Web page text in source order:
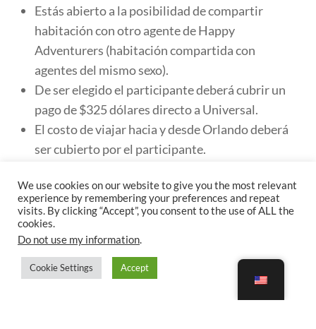
Estás abierto a la posibilidad de compartir
habitación con otro agente de Happy
Adventurers (habitación compartida con
agentes del mismo sexo).
De ser elegido el participante deberá cubrir un
pago de $325 dólares directo a Universal.
El costo de viajar hacia y desde Orlando deberá
ser cubierto por el participante.
¡Inscríbete Ahora!
¡Gracias por participar! El registro para los Preview
Tickets de Epic Universe se ha cerrado. Muy pronto
estaremos comunicando a los Aventureros
We use cookies on our website to give you the most relevant
experience by remembering your preferences and repeat
visits. By clicking “Accept”, you consent to the use of ALL the
cookies.
Do not use my information.
Cookie Settings Accept